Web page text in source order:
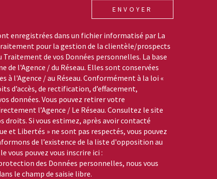
ENVOYER
enregistrées dans un fichier informatisé par La
pour la gestion de la clientèle/prospects
Traitement de vos Données personnelles. La base
l'Agence / du Réseau. Elles sont conservées
à l'Agence / au Réseau. Conformément à la loi «
d’accès, de rectification, d’effacement,
données. Vous pouvez retirer votre
l’Agence / Le Réseau. Consultez le site
droits. Si vous estimez, après avoir contacté
et Libertés » ne sont pas respectés, vous pouvez
de l’existence de la liste d'opposition au
vous pouvez vous inscrire ici :
des Données personnelles, nous vous
le champ de saisie libre.